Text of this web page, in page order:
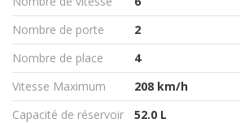
Nombre de porte
2
Nombre de place
4
Vitesse Maximum
208 km/h
Capacité de réservoir
52.0 L